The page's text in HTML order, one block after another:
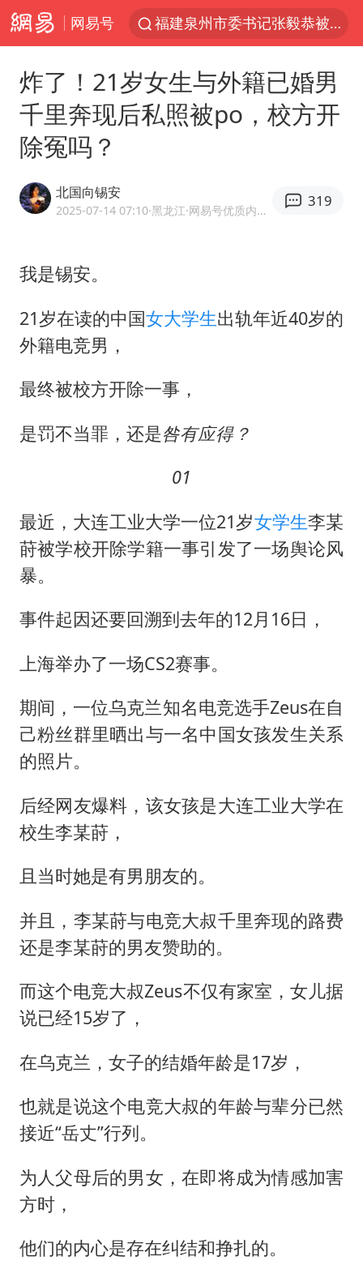
网易号
福建泉州市委书记张毅恭被查
曝韩国足协为外籍裁判员安排色情招待
向鹏0-3不敌张本智和
广东雷州通报特教老师招聘违规事件
超颖电子拟投资20.86亿建设新项目
山东潍坊发布大风黄色预警
夯实基础开新局
炸了！21岁女生与外籍已婚男
千里奔现后私照被po，校方开
除冤吗？
北国向锡安
2025-07-14 07:10·黑龙江 ·网易号优质内容创作者
319
我是锡安。
21岁在读的中国女大学生出轨年近40岁的
外籍电竞男，
最终被校方开除一事，
是罚不当罪，还是咎有应得？
01
最近，大连工业大学一位21岁女学生李某
莳被学校开除学籍一事引发了一场舆论风
暴。
事件起因还要回溯到去年的12月16日，
上海举办了一场CS2赛事。
期间，一位乌克兰知名电竞选手Zeus在自
己粉丝群里晒出与一名中国女孩发生关系
的照片。
后经网友爆料，该女孩是大连工业大学在
校生李某莳，
且当时她是有男朋友的。
并且，李某莳与电竞大叔千里奔现的路费
还是李某莳的男友赞助的。
而这个电竞大叔Zeus不仅有家室，女儿据
说已经15岁了，
在乌克兰，女子的结婚年龄是17岁，
也就是说这个电竞大叔的年龄与辈分已然
接近“岳丈”行列。
为人父母后的男女，在即将成为情感加害
方时，
他们的内心是存在纠结和挣扎的。